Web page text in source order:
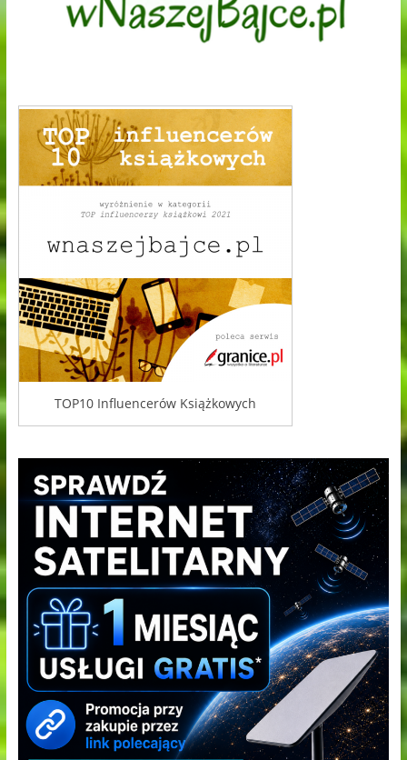
TOP10 Influencerów Książkowych